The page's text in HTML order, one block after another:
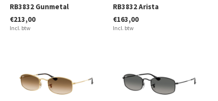
RB3832 Gunmetal
€213,00
Incl. btw
RB3832 Arista
€163,00
Incl. btw